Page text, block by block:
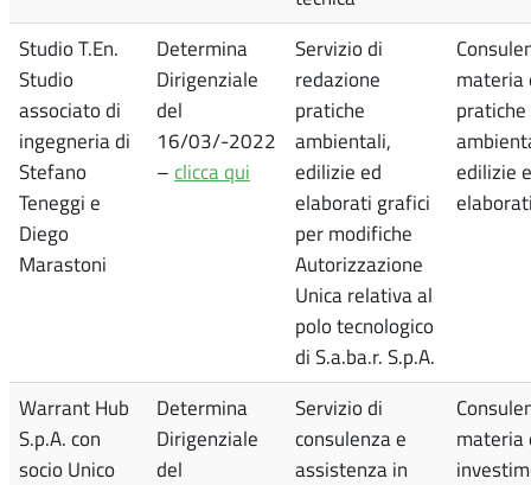
Studio T.En.
Studio
associato di
ingegneria di
Stefano
Teneggi e
Diego
Marastoni
Determina
Dirigenziale
del
16/03/-2022
– clicca qui
Servizio di
redazione
pratiche
ambientali,
edilizie ed
elaborati grafici
per modifiche
Autorizzazione
Unica relativa al
polo tecnologico
di S.a.ba.r. S.p.A.
materia
pratiche
edilizie
Warrant Hub
S.p.A. con
socio Unico
Determina
Dirigenziale
del
Servizio di
consulenza e
assistenza in
materia